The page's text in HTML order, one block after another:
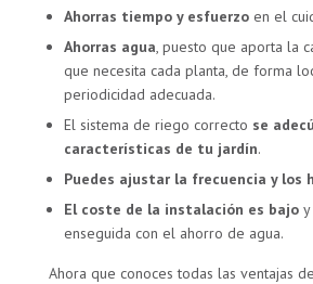
Ahorras tiempo y esfuerzo en el
Ahorras agua, puesto que aporta la
que necesita cada planta, de forma
periodicidad adecuada.
El sistema de riego correcto se
características de tu jardín.
Puedes ajustar la frecuencia y los
El coste de la instalación es bajo
enseguida con el ahorro de agua.
Ahora que conoces todas las ventajas